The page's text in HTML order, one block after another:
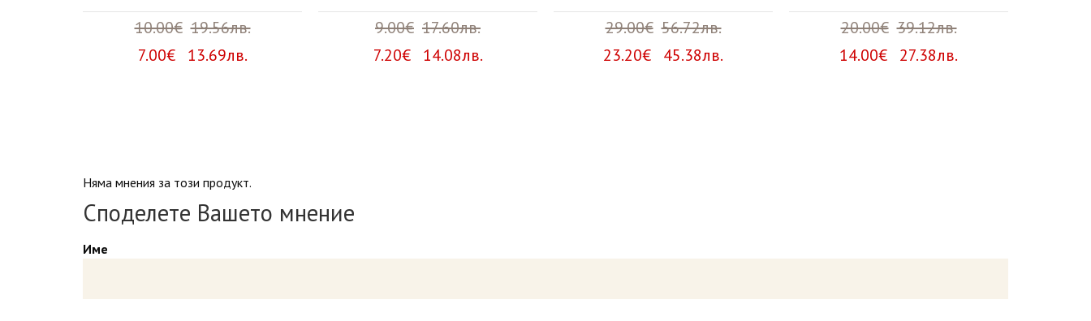
10.00€ 19.56лв.
7.00€ 13.69лв.
9.00€ 17.60лв.
7.20€ 14.08лв.
29.00€ 56.72лв.
23.20€ 45.38лв.
20.00€ 39.12лв.
14.00€ 27.38лв.
Няма мнения за този продукт.
Споделете Вашето мнение
Име